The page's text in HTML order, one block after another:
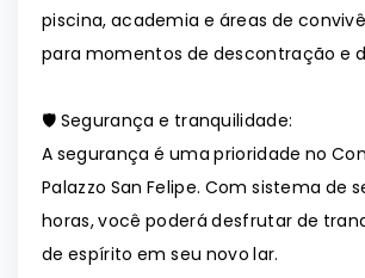
piscina, academia e áreas de
para momentos de descontração e
🛡️ Segurança e tranquilidade:
A segurança é uma prioridade no
Palazzo San Felipe. Com sistema de
horas, você poderá desfrutar de
de espírito em seu novo lar.